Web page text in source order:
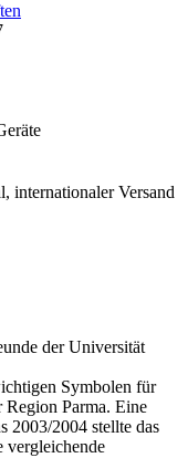
internationaler Versand
der Universität
Symbolen für
Parma. Eine
2003/2004 stellte das
vergleichende